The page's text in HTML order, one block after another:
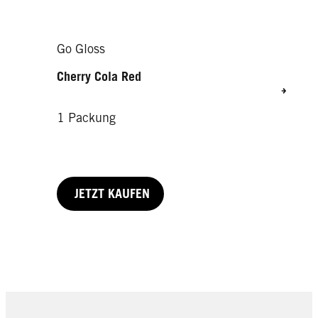
Go Gloss
Cherry Cola Red
1 Packung
JETZT KAUFEN